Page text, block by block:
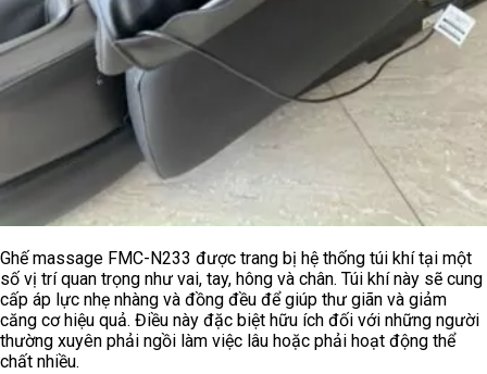
Ghế massage FMC-N233 được trang bị hệ thống túi khí tại một
số vị trí quan trọng như vai, tay, hông và chân. Túi khí này sẽ cung
cấp áp lực nhẹ nhàng và đồng đều để giúp thư giãn và giảm
căng cơ hiệu quả. Điều này đặc biệt hữu ích đối với những người
thường xuyên phải ngồi làm việc lâu hoặc phải hoạt động thể
chất nhiều.